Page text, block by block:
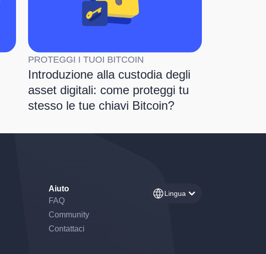
PROTEGGI I TUOI BITCOIN
Introduzione alla custodia degli
asset digitali: come proteggi tu
stesso le tue chiavi Bitcoin?
Aiuto
FAQ
Community
Contattaci
Lingua